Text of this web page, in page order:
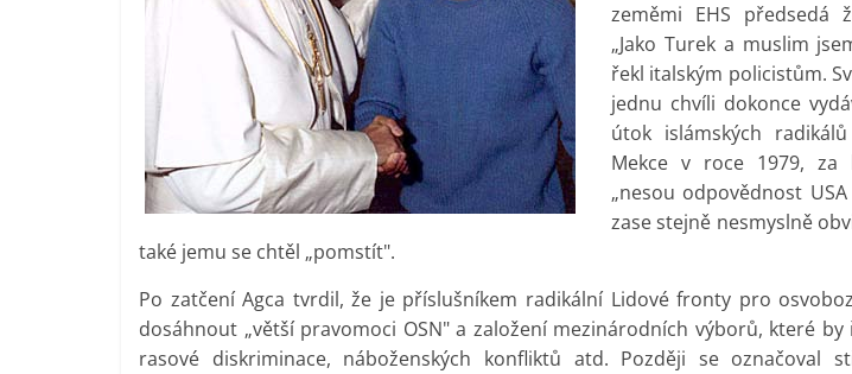
zeměmi EHS předsedá
„Jako Turek a muslim
řekl italským policistům.
jednu chvíli dokonce
útok islámských
Mekce v roce 1979, za
„nesou odpovědnost
zase stejně nesmyslně
také jemu se chtěl „pomstít".
Po zatčení Agca tvrdil, že je příslušníkem radikální Lidové fronty pro
dosáhnout „větší pravomoci OSN" a založení mezinárodních výborů, které
rasové diskriminace, náboženských konfliktů atd. Později se označoval